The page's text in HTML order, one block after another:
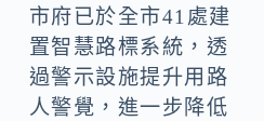
市府已於全市41處建
置智慧路標系統，透
過警示設施提升用路
人警覺，進一步降低